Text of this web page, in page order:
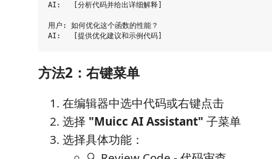
AI:   [分析代码并给出详细解释]
用户: 如何优化这个函数的性能？
方法2：右键菜单
在编辑器中选中代码或右键点击
选择 "Muicc AI Assistant" 子菜单
选择具体功能：